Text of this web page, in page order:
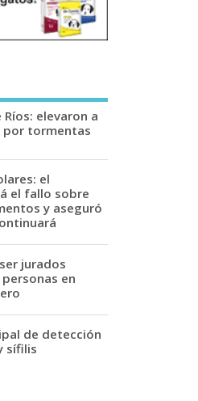
elevaron a
por tormentas
el
el fallo sobre
y aseguró
jurados
en
de detección
sífilis